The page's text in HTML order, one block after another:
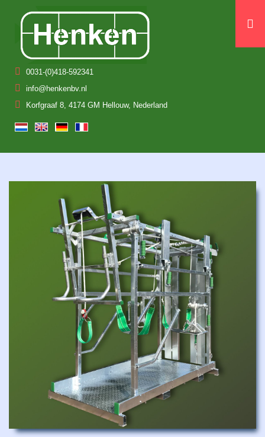
0031-(0)418-592341
info@henkenbv.nl
Korfgraaf 8, 4174 GM Hellouw, Nederland